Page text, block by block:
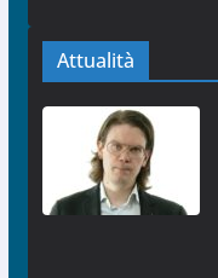
Attualità